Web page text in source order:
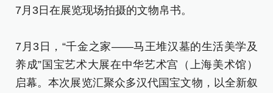
7月3日在展览现场拍摄的文物帛书。
7月3日，“千金之家——马王堆汉墓的生活美学及
养成”国宝艺术大展在中华艺术宫（上海美术馆）
启幕。本次展览汇聚众多汉代国宝文物，以全新叙